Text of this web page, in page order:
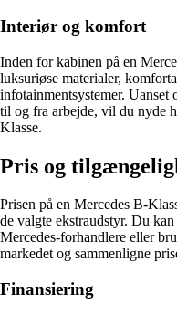
Interiør og komfort
Inden for kabinen på en
luksuriøse materialer,
infotainmentsystemer.
til og fra arbejde, vil du nyde
Klasse.
Pris og
Prisen på en Mercedes B-
de valgte ekstraudstyr. Du
Mercedes-forhandlere eller
markedet og sammenligne
Finansiering